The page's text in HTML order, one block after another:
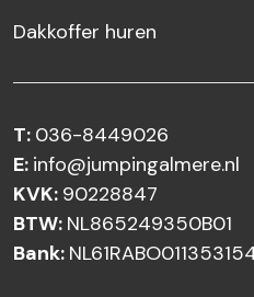
Dakkoffer huren
T: 036-8449026
E: info@jumpingalmere.nl
KVK: 90228847
BTW: NL865249350B01
Bank: